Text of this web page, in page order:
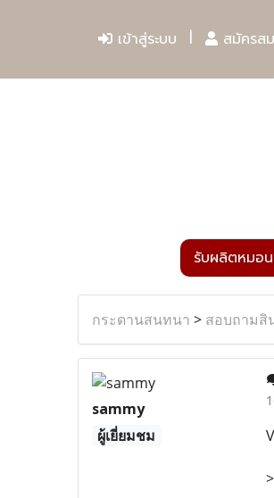
เข้าสู่ระบบ สมัครส
รับผลิตหมอน
กระดานสนทนา > สอบถามสิ
sammy
ผู้เยี่ยมชม